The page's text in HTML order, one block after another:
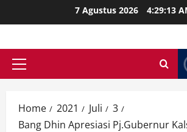
to
7 Agustus 2026 4:29:14
Primary
Home 2021 Juli
3
Bang Dhin Apresiasi Pj.Gubernur